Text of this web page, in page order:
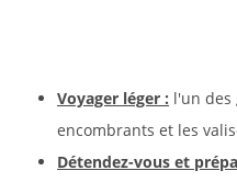
Voyager léger : l'un des
encombrants et les
Détendez-vous et